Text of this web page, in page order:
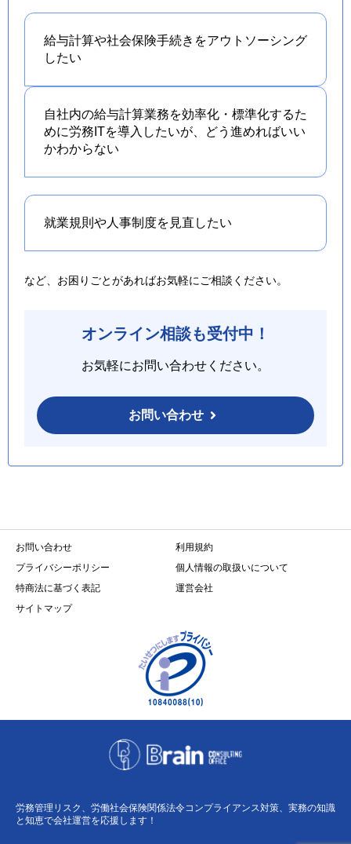
給与計算や社会保険手続きをアウトソーシング
したい
自社内の給与計算業務を効率化・標準化するた
めに労務ITを導入したいが、どう進めればいい
かわからない
就業規則や人事制度を 見直したい
など、お困りごとがあればお気軽にご相談ください。
オンライン相談も受付中！
お気軽にお問い合わせください。
お問い合わせ
お問い合わせ
利用規約
プライバシーポリシー
個人情報の取扱いについて
特商法に基づく表記
運営会社
サイトマップ
労務管理リスク、労働社会保険関係法令コンプライアンス対策、実務の知識
と知恵で会社運営を応援します！